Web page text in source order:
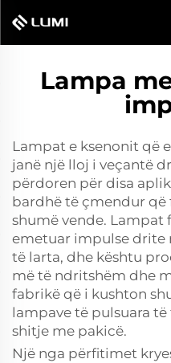
Lampa
Lampat e ksenonit që
janë një lloj i veçantë
përdoren për disa
bardhë të çmendur
shumë vende. Lampat
emetuar impulse drite
të larta, dhe kështu
më të ndritshëm dhe
fabrikë që i kushton
lampave të pulsuara
shitje me pakicë.
Një nga përfitimet